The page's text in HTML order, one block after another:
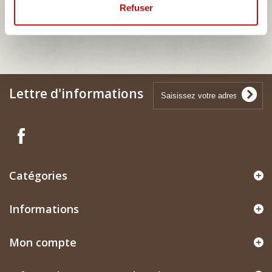
Refuser
Lettre d'informations
Catégories
Informations
Mon compte